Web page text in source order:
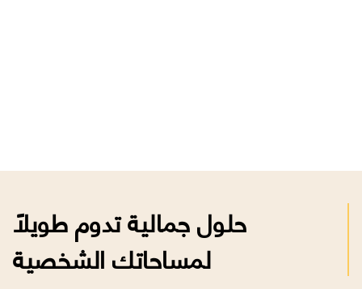
حلول جمالية تدوم طويلاً
لمساحاتك الشخصية